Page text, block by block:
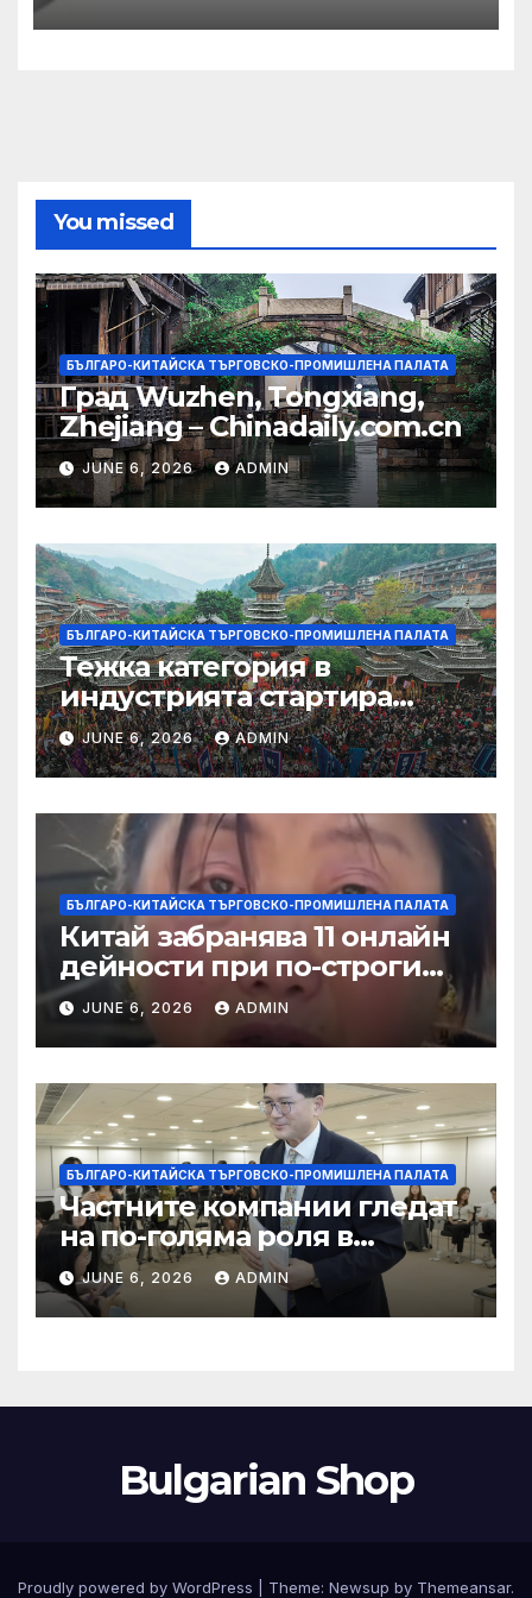
You missed
БЪЛГАРО-КИТАЙСКА ТЪРГОВСКО-ПРОМИШЛЕНА ПАЛАТА
Град Wuzhen, Tongxiang,
Zhejiang – Chinadaily.com.cn
JUNE 6, 2026 ADMIN
БЪЛГАРО-КИТАЙСКА ТЪРГОВСКО-ПРОМИШЛЕНА ПАЛАТА
Тежка категория в
индустрията стартира
алианс за космическа
слънчева енергия
JUNE 6, 2026 ADMIN
БЪЛГАРО-КИТАЙСКА ТЪРГОВСКО-ПРОМИШЛЕНА ПАЛАТА
Китай забранява 11 онлайн
дейности при по-строги
правила за ограничаване на
слуховете и
кибернасилниците
JUNE 6, 2026 ADMIN
БЪЛГАРО-КИТАЙСКА ТЪРГОВСКО-ПРОМИШЛЕНА ПАЛАТА
Частните компании гледат
на по-голяма роля в
стратегическата
енергетика
JUNE 6, 2026 ADMIN
Bulgarian Shop
Proudly powered by WordPress Theme: Newsup by Themeansar.